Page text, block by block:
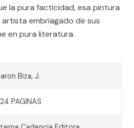
la pura facticidad, esa pintura
embriagado de sus
en pura literatura.
Biza, J.
PAGINAS